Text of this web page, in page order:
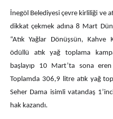
İnegöl Belediyesi çevre kirliliği ve
dikkat çekmek adına 8 Mart
“Atık Yağlar Dönüşsün, Kahve
ödüllü atık yağ toplama
başlayıp 10 Mart’ta sona eren
Toplamda 306,9 litre atık yağ
Seher Dama isimli vatandaş
hak kazandı.